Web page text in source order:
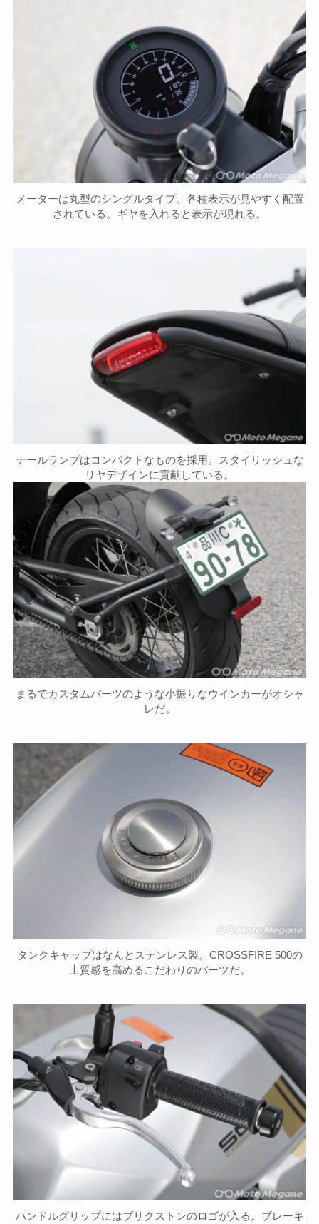
メーターは丸型のシングルタイプ。各種表示が見やすく配置
されている。ギヤを入れると表示が現れる。
テールランプはコンパクトなものを採用。スタイリッシュな
リヤデザインに貢献している。
まるでカスタムパーツのような小振りなウインカーがオシャ
レだ。
タンクキャップはなんとステンレス製。CROSSFIRE 500の
上質感を高めるこだわりのパーツだ。
ハンドルグリップにはブリクストンのロゴが入る。ブレーキ